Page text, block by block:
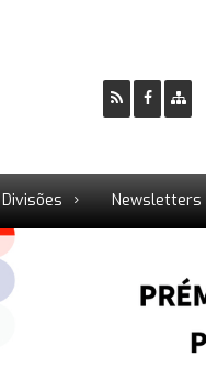
Divisões Newsletters